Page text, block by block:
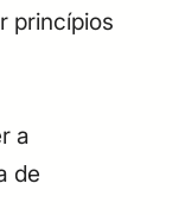
princípios
a
de